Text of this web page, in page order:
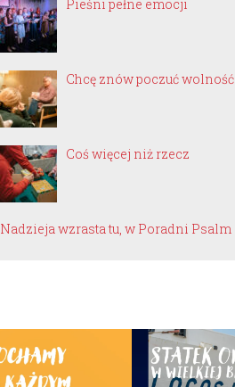
Pieśni pełne emocji
Chcę znów poczuć wolność
Coś więcej niż rzecz
Nadzieja wzrasta tu, w Poradni Psalm